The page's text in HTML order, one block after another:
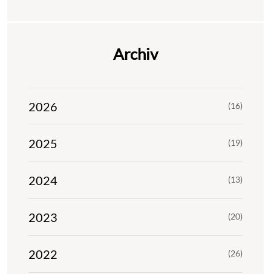
Archiv
2026 (16)
2025 (19)
2024 (13)
2023 (20)
2022 (26)